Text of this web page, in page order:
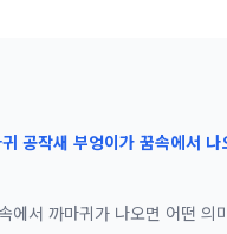
공작새 부엉이가 꿈속에서
에서 까마귀가 나오면 어떤 의